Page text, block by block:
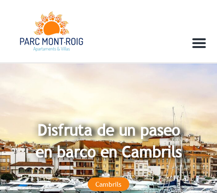
Menu
Disfruta de un paseo
en barco en Cambrils
Cambrils